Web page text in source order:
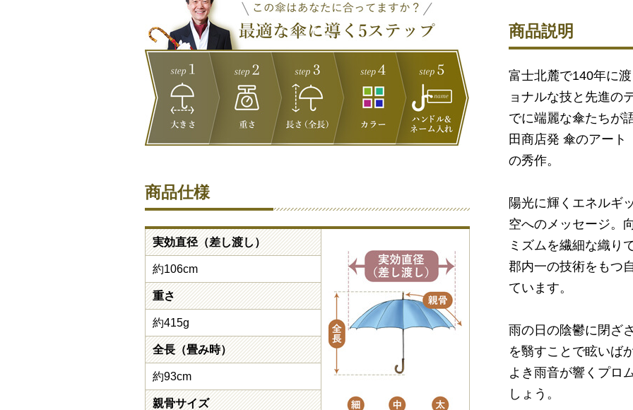
商品仕様
実効直径（差し渡し）
約106cm
重さ
約415g
全長（畳み時）
約93cm
親骨サイズ
商品説明
富士北麓で140年に
ョナルな技と先進の
でに端麗な傘たちが
田商店発 傘のアート
の秀作。
陽光に輝くエネルギ
空へのメッセージ。
ミズムを繊細な織り
郡内一の技術をもつ
ています。
雨の日の陰鬱に閉ざ
を翳すことで眩いば
よき雨音が響くプロ
しょう。